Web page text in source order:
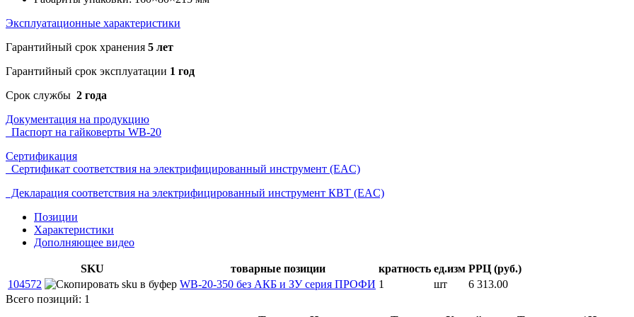
Эксплуатационные характеристики
Гарантийный срок хранения 5 лет
Гарантийный срок эксплуатации 1 год
Срок службы 2 года
Документация на продукцию
Паспорт на гайковерты WB-20
Сертификация
Сертификат соответствия на электрифицированный инструмент (EAC)
Декларация соответствия на электрифицированный инструмент КВТ (EAC)
Позиции
Характеристики
Дополняющее видео
SKU товарные позиции кратность ед.изм РРЦ (руб.)
104572
WB-20-350 без АКБ и ЗУ серия ПРОФИ 1 шт
6 313.00
Всего позиций: 1